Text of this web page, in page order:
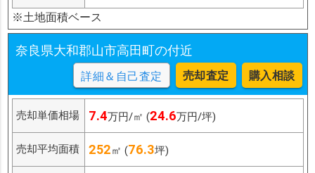
※土地面積ベース
奈良県大和郡山市高田町の付近
詳細＆自己査定 売却査定 購入相談
売却単価相場 7.4万円/㎡ (24.6万円/坪)
売却平均面積 252㎡ (76.3坪)